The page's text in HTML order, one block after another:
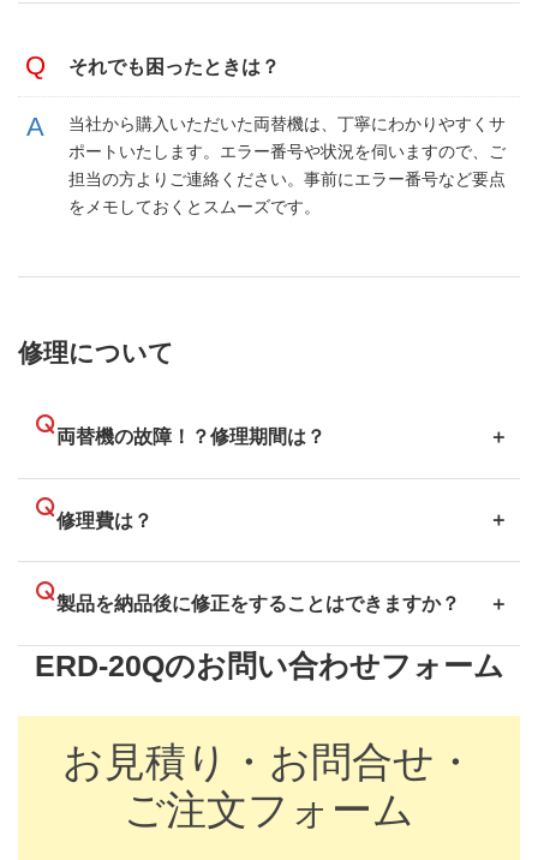
それでも困ったときは？
当社から購入いただいた両替機は、丁寧にわかりやすくサ
ポートいたします。エラー番号や状況を伺いますので、ご
担当の方よりご連絡ください。事前にエラー番号など要点
をメモしておくとスムーズです。
修理について
両替機の故障！？修理期間は？
修理費は？
製品を納品後に修正をすることはできますか？
ERD-20Qのお問い合わせフォーム